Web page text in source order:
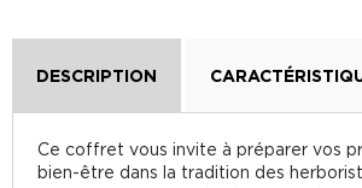
DESCRIPTION
Ce coffret vous invite à préparer vos
bien-être dans la tradition des